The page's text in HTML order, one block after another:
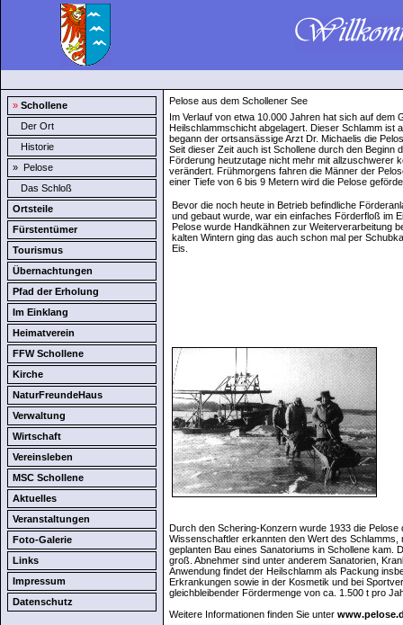
» Schollene
Der Ort
Historie
» Pelose
Das Schloß
Ortsteile
Fürstentümer
Tourismus
Übernachtungen
Pfad der Erholung
Im Einklang
Heimatverein
FFW Schollene
Kirche
NaturFreundeHaus
Verwaltung
Wirtschaft
Vereinsleben
MSC Schollene
Aktuelles
Veranstaltungen
Foto-Galerie
Links
Impressum
Datenschutz
Pelose aus dem Schollener See
Im Verlauf von etwa 10.000 Jahren hat sich auf dem
Heilschlammschicht abgelagert. Dieser Schlamm ist
begann der ortsansässige Arzt Dr. Michaelis die
Seit dieser Zeit auch ist Schollene durch den Beginn
Förderung heutzutage nicht mehr mit allzuschwerer
verändert. Frühmorgens fahren die Männer der
einer Tiefe von 6 bis 9 Metern wird die Pelose
Bevor die noch heute in Betrieb befindliche
und gebaut wurde, war ein einfaches Förderfloß im
Pelose wurde Handkähnen zur Weiterverarbeitung
kalten Wintern ging das auch schon mal per
Eis.
Durch den Schering-Konzern wurde 1933 die
Wissenschaftler erkannten den Wert des
geplanten Bau eines Sanatoriums in Schollene kam.
groß. Abnehmer sind unter anderem Sanatorien,
Anwendung findet der Heilschlamm als Packung
Erkrankungen sowie in der Kosmetik und bei
gleichbleibender Fördermenge von ca. 1.500 t pro
Weitere Informationen finden Sie unter